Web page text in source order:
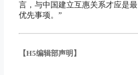
言，与中国建立互惠关系才应是最
优先事项。”
【H5编辑部声明】